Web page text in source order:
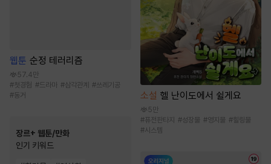
웹툰 순정 테러리즘
57.4만
#첫경험 #드라마 #삼각관계 #쓰레기공
#동거
장르+ 웹툰/만화
인기 키워드
소설 헬 난이도에서 쉴게요
5만
#퓨전판타지 #성장물 #영지물 #힐링물
#시스템